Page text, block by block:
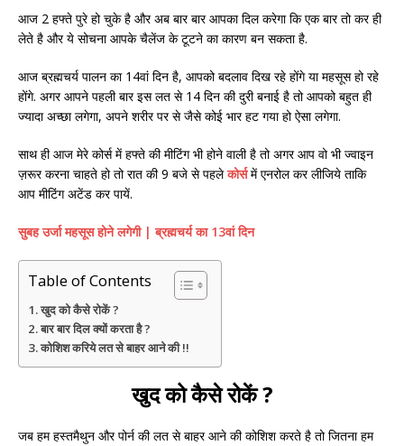
आज 2 हफ्ते पुरे हो चुके है और अब बार बार आपका दिल करेगा कि एक बार तो कर ही
लेते है और ये सोचना आपके चैलेंज के टूटने का कारण बन सकता है.
आज ब्रह्मचर्य पालन का 14वां दिन है, आपको बदलाव दिख रहे होंगे या महसूस हो रहे
होंगे. अगर आपने पहली बार इस लत से 14 दिन की दुरी बनाई है तो आपको बहुत ही
ज्यादा अच्छा लगेगा, अपने शरीर पर से जैसे कोई भार हट गया हो ऐसा लगेगा.
साथ ही आज मेरे कोर्स में हफ्ते की मीटिंग भी होने वाली है तो अगर आप वो भी ज्वाइन
ज़रूर करना चाहते हो तो रात की 9 बजे से पहलेकोर्समें एनरोल कर लीजिये ताकि
आप मीटिंग अटेंड कर पायें.
सुबह उर्जा महसूस होने लगेगी | ब्रह्मचर्य का 13वां दिन
Table of Contents
खुद को कैसे रोकें ?
बार बार दिल क्यों करता है ?
कोशिश करिये लत से बाहर आने की !!
खुद को कैसे रोकें ?
जब हम हस्तमैथुन और पोर्न की लत से बाहर आने की कोशिश करते है तो जितना हम